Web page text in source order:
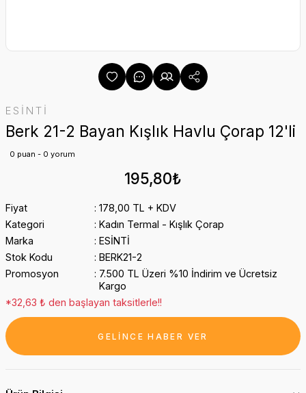
ESİNTİ
Berk 21-2 Bayan Kışlık Havlu Çorap 12'li
0 puan - 0 yorum
195,80₺
Fiyat
178,00 TL + KDV
Kategori
Kadın Termal - Kışlık Çorap
Marka
ESİNTİ
Stok Kodu
BERK21-2
Promosyon
7.500 TL Üzeri %10 İndirim ve Ücretsiz
Kargo
*32,63 ₺ den başlayan taksitlerle!!
GELİNCE HABER VER